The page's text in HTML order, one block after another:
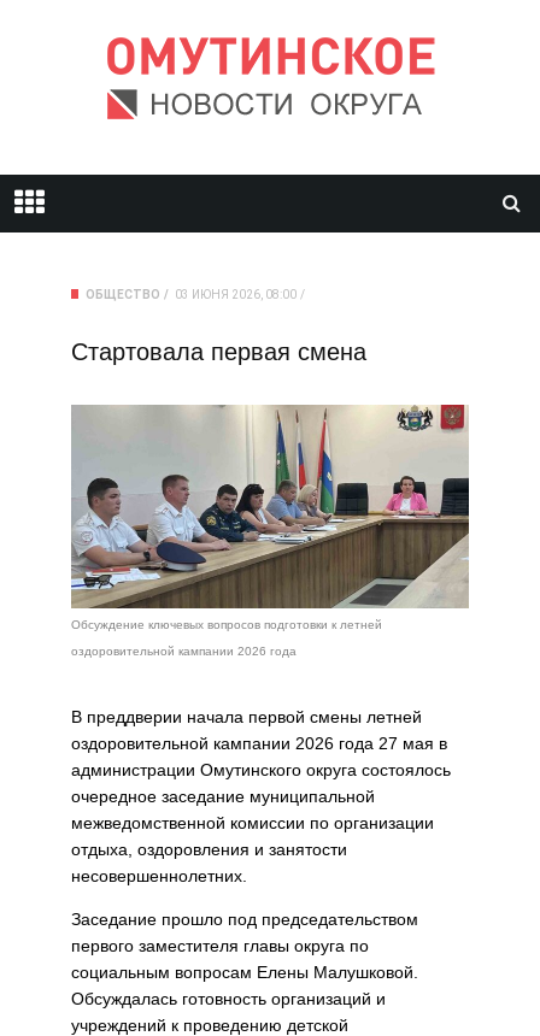
ОБЩЕСТВО 03 ИЮНЯ 2026, 08:00
Стартовала первая смена
Обсуждение ключевых вопросов подготовки к летней
оздоровительной кампании 2026 года
В преддверии начала первой смены летней
оздоровительной кампании 2026 года 27 мая в
администрации Омутинского округа состоялось
очередное заседание муниципальной
межведомственной комиссии по организации
отдыха, оздоровления и занятости
несовершеннолетних.
Заседание прошло под председательством
первого заместителя главы округа по
социальным вопросам Елены Малушковой.
Обсуждалась готовность организаций и
учреждений к проведению детской